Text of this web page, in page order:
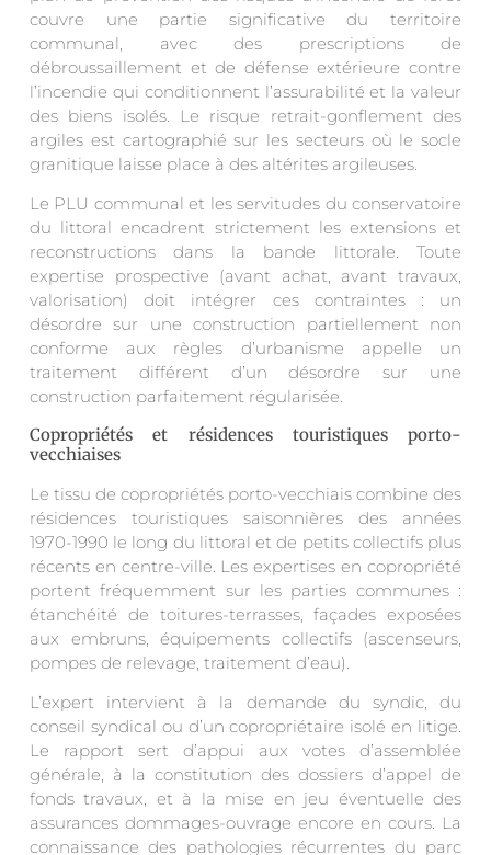
couvre une partie significative du territoire
communal, avec des prescriptions de
débroussaillement et de défense extérieure contre
l’incendie qui conditionnent l’assurabilité et la valeur
des biens isolés. Le risque retrait-gonflement des
argiles est cartographié sur les secteurs où le socle
granitique laisse place à des altérites argileuses.
Le PLU communal et les servitudes du conservatoire
du littoral encadrent strictement les extensions et
reconstructions dans la bande littorale. Toute
expertise prospective (avant achat, avant travaux,
valorisation) doit intégrer ces contraintes : un
désordre sur une construction partiellement non
conforme aux règles d’urbanisme appelle un
traitement différent d’un désordre sur une
construction parfaitement régularisée.
Copropriétés et résidences touristiques porto-
vecchiaises
Le tissu de copropriétés porto-vecchiais combine des
résidences touristiques saisonnières des années
1970-1990 le long du littoral et de petits collectifs plus
récents en centre-ville. Les expertises en copropriété
portent fréquemment sur les parties communes :
étanchéité de toitures-terrasses, façades exposées
aux embruns, équipements collectifs (ascenseurs,
pompes de relevage, traitement d’eau).
L’expert intervient à la demande du syndic, du
conseil syndical ou d’un copropriétaire isolé en litige.
Le rapport sert d’appui aux votes d’assemblée
générale, à la constitution des dossiers d’appel de
fonds travaux, et à la mise en jeu éventuelle des
assurances dommages-ouvrage encore en cours. La
connaissance des pathologies récurrentes du parc